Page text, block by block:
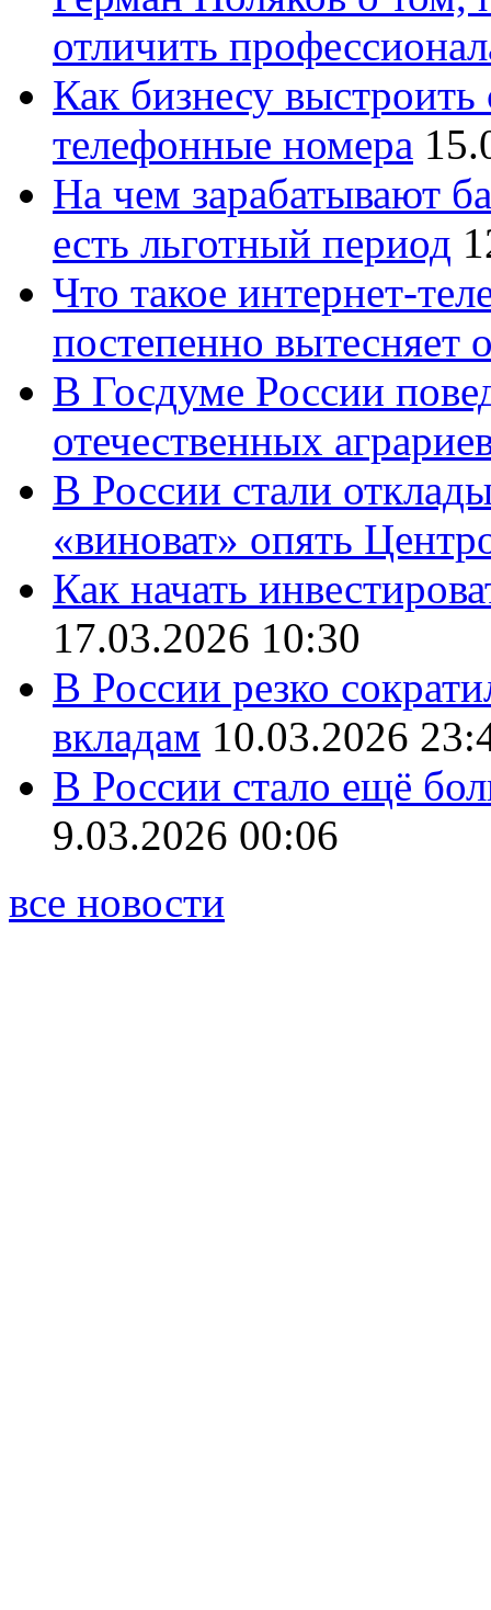
отличить
Как бизнесу
телефонные номера
На чем зарабатывают
есть льготный период
Что такое интернет-
постепенно вытесняет
В Госдуме России
отечественных
В России стали
«виноват» опять
Как начать
17.03.2026 10:30
В России резко
вкладам 10.03.2026
В России стало ещё
9.03.2026 00:06
все новости